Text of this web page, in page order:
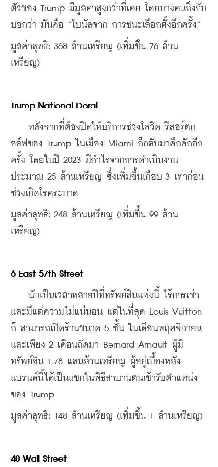
ตัวของ Trump มีมูลค่าสูงกว่าที่เคย โดยบางคนถึงกับ
บอกว่า มันคือ “โบนัสจาก การชนะเลือกตั้งอีกครั้ง”
มูลค่าสุทธิ: 368 ล้านเหรียญ (เพิ่มข้ึน 76 ล้าน
เหรียญ)
Trump National Doral
หลังจากที่ต้องปิดให้บริการช่วงโควิด รีสอร์ตก
อล์ฟของ Trump ในเมือง Miami ก็กลับมาคึกคักอีก
ครั้ง โดยในปี 2023 มีกําไรจากการดําเนินงาน
ประมาณ 25 ล้านเหรียญ ซึ่งเพิ่มขึ้นเกือบ 3 เท่าก่อน
ช่วงเกิดโรคระบาด
มูลค่าสุทธิ: 248 ล้านเหรียญ (เพิ่มขึ้น 99 ล้าน
เหรียญ)
6 East 57th Street
นับเป็นเวลาหลายปีที่ทรัพย์สินแห่งนี้ ไร้การเช่า
และมีแต่ความไม่แน่นอน แต่ในที่สุด Louis Vuitton
ก็ สามารถเปิดร้านขนาด 5 ชั้น ในเดือนพฤศจิกายน
และเพียง 2 เดือนถัดมา Bernard Arnault ผู้มี
ทรัพย์สิน 1.78 แสนล้านเหรียญ ผู้อยู่เบื้องหลัง
แบรนด์นี้ได้เป็นแขกในพิธีสาบานตนเข้ารับตําแหน่ง
ของ Trump
มูลค่าสุทธิ: 148 ล้านเหรียญ (เพิ่มขึ้น 1 ล้านเหรียญ)
40 Wall Street